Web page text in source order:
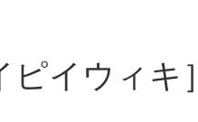
イウィキ］